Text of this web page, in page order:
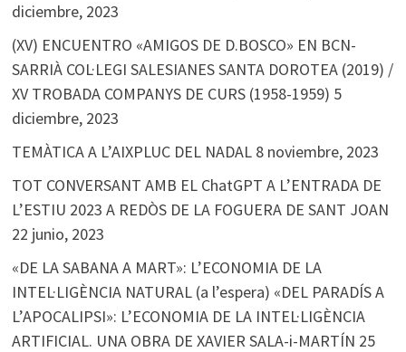
diciembre, 2023
(XV) ENCUENTRO «AMIGOS DE D.BOSCO» EN BCN-
SARRIÀ COL·LEGI SALESIANES SANTA DOROTEA (2019) /
XV TROBADA COMPANYS DE CURS (1958-1959) 5
diciembre, 2023
TEMÀTICA A L’AIXPLUC DEL NADAL 8 noviembre, 2023
TOT CONVERSANT AMB EL ChatGPT A L’ENTRADA DE
L’ESTIU 2023 A REDÒS DE LA FOGUERA DE SANT JOAN
22 junio, 2023
«DE LA SABANA A MART»: L’ECONOMIA DE LA
INTEL·LIGÈNCIA NATURAL (a l’espera) «DEL PARADÍS A
L’APOCALIPSI»: L’ECONOMIA DE LA INTEL·LIGÈNCIA
ARTIFICIAL. UNA OBRA DE XAVIER SALA-i-MARTÍN 25